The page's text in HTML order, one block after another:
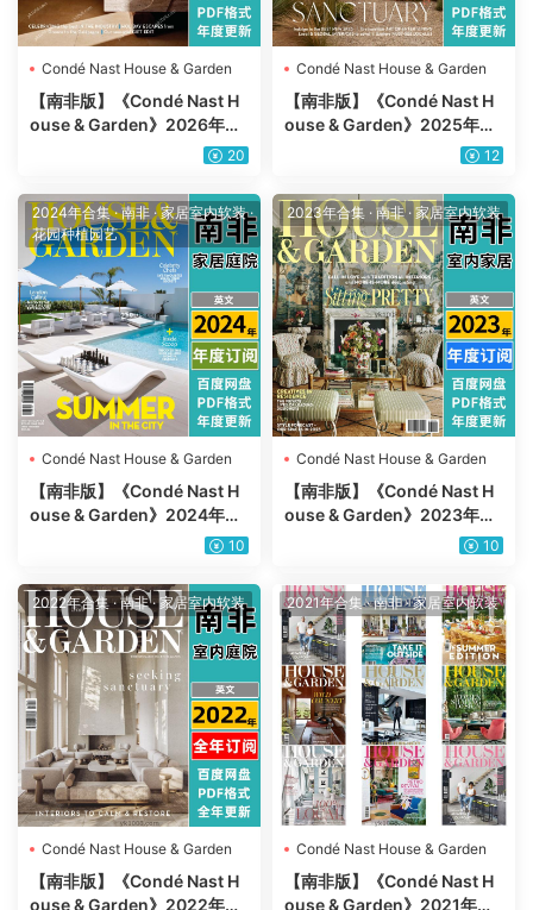
Condé Nast House & Garden
【南非版】《Condé Nast H
ouse & Garden》2026年合
集室内软装花园装饰场景设计
20
Condé Nast House & Garden
【南非版】《Condé Nast H
ouse & Garden》2025年合
集室内软装花园装饰场景设计
12
2024年合集·南非 ·家居室内软装·
花园种植园艺
Condé Nast House & Garden
【南非版】《Condé Nast H
ouse & Garden》2024年合
集室内软装花园装饰场景设计
10
2023年合集 · 南非· 家居室内软装
Condé Nast House & Garden
【南非版】《Condé Nast H
ouse & Garden》2023年合
集室内软装花园装饰场景设计
10
2022年合集·南非·家居室内软装
Condé Nast House & Garden
【南非版】《Condé Nast H
ouse & Garden》2022年合
2021年合集·南非·家居室内软装
Condé Nast House & Garden
【南非版】《Condé Nast H
ouse & Garden》2021年合